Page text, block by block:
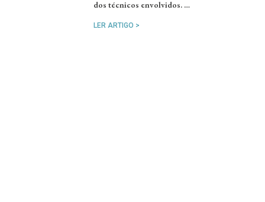
dos técnicos envolvidos. …
LER ARTIGO >